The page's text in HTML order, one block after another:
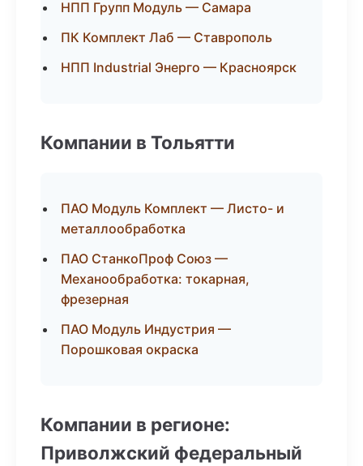
НПП Групп Модуль — Самара
ПК Комплект Лаб — Ставрополь
НПП Industrial Энерго — Красноярск
Компании в Тольятти
ПАО Модуль Комплект — Листо- и
металлообработка
ПАО СтанкоПроф Союз —
Механообработка: токарная,
фрезерная
ПАО Модуль Индустрия —
Порошковая окраска
Компании в регионе:
Приволжский федеральный